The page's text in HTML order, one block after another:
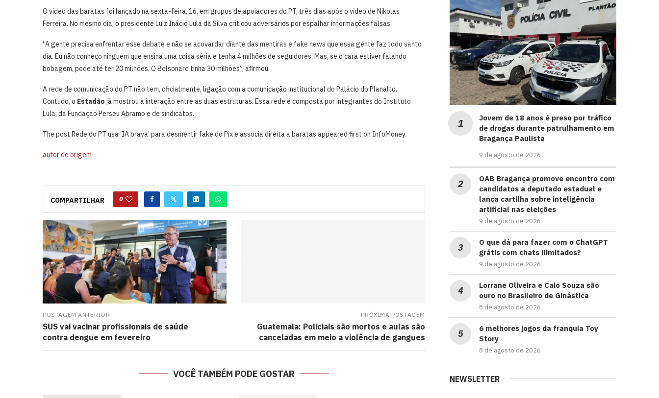
O vídeo das baratas foi lançado na sexta-feira, 16, em grupos de apoiadores do PT, três dias após o vídeo de Nikolas
Ferreira. No mesmo dia, o presidente Luiz Inácio Lula da Silva criticou adversários por espalhar informações falsas.
“A gente precisa enfrentar esse debate e não se acovardar diante das mentiras e fake news que essa gente faz todo santo
dia. Eu não conheço ninguém que ensina uma coisa séria e tenha 4 milhões de seguidores. Mas, se o cara estiver falando
bobagem, pode até ter 20 milhões. O Bolsonaro tinha 30 milhões”, afirmou.
A rede de comunicação do PT não tem, oficialmente, ligação com a comunicação institucional do Palácio do Planalto.
Contudo, o Estadão já mostrou a interação entre as duas estruturas. Essa rede é composta por integrantes do Instituto
Lula, da Fundação Perseu Abramo e de sindicatos.
The post Rede do PT usa ‘IA brava’ para desmentir fake do Pix e associa direita a baratas appeared first on InfoMoney.
autor de origem
COMPARTILHAR 0
POSTAGEM ANTERIOR
SUS vai vacinar profissionais de saúde
contra dengue em fevereiro
PRÓXIMA POSTAGEM
Guatemala: Policiais são mortos e aulas são
canceladas em meio a violência de gangues
VOCÊ TAMBÉM PODE GOSTAR
Jovem de 18 anos é preso por tráfico
de drogas durante patrulhamento em
Bragança Paulista
9 de agosto de 2026
OAB Bragança promove encontro com
candidatos a deputado estadual e
lança cartilha sobre inteligência
artificial nas eleições
9 de agosto de 2026
O que dá para fazer com o ChatGPT
grátis com chats ilimitados?
9 de agosto de 2026
Lorrane Oliveira e Caio Souza são
ouro no Brasileiro de Ginástica
8 de agosto de 2026
6 melhores jogos da franquia Toy
Story
8 de agosto de 2026
NEWSLETTER